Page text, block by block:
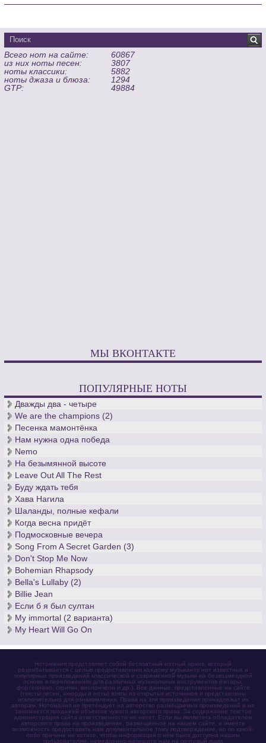
Всего нот на сайте:
60867
из них ноты песен:
3807
ноты классики:
5882
ноты джаза и блюза:
1294
GTP:
49884
МЫ ВКОНТАКТЕ
ПОПУЛЯРНЫЕ НОТЫ
Дважды два - четыре
We are the champions (2)
Песенка мамонтёнка
Нам нужна одна победа
Nemo
На безымянной высоте
Leave Out All The Rest
Буду ждать тебя
Хава Нагила
Шаланды, полные кефали
Когда весна придёт
Подмосковные вечера
Song From A Secret Garden (3)
Don't Stop Me Now
Bohemian Rhapsody
Bella's Lullaby (2)
Billie Jean
Если б я был султан
My immortal (2 варианта)
My Heart Will Go On
Нотомания представляет собой бесплатный нотный архив, который
разрабатывается с целью предоставления каждому музыканту нот известных и
популярных произведений классической и современной музыки на безвозмездной
основе в переложениях для различных музыкальных инструментов (гитары,
фортепиано, скрипки, виолончели и др.). Все данные, представленные на сайте
(тексты песен, аккорды и ноты) взяты из открытых источников и представлены
исключительно для ознакомления. Права на эти произведения принадлежат их
авторам. Нотомания не претендует на авторство размещаемых произведений и не
занимается продажей объектов чужого авторского права. За содержание текстов
администрация сайта ответственности не несет. Если вы являетесь обладателем
авторского права на произведение, размещенное на нашем сайте, и имеете
возможность предоставить нам документальное тому подтверждение, но по какой-
либо причине не хотите, чтобы информация о нём была доступна нашим
пользователям, немедленно напишите нам на почтовый ящик